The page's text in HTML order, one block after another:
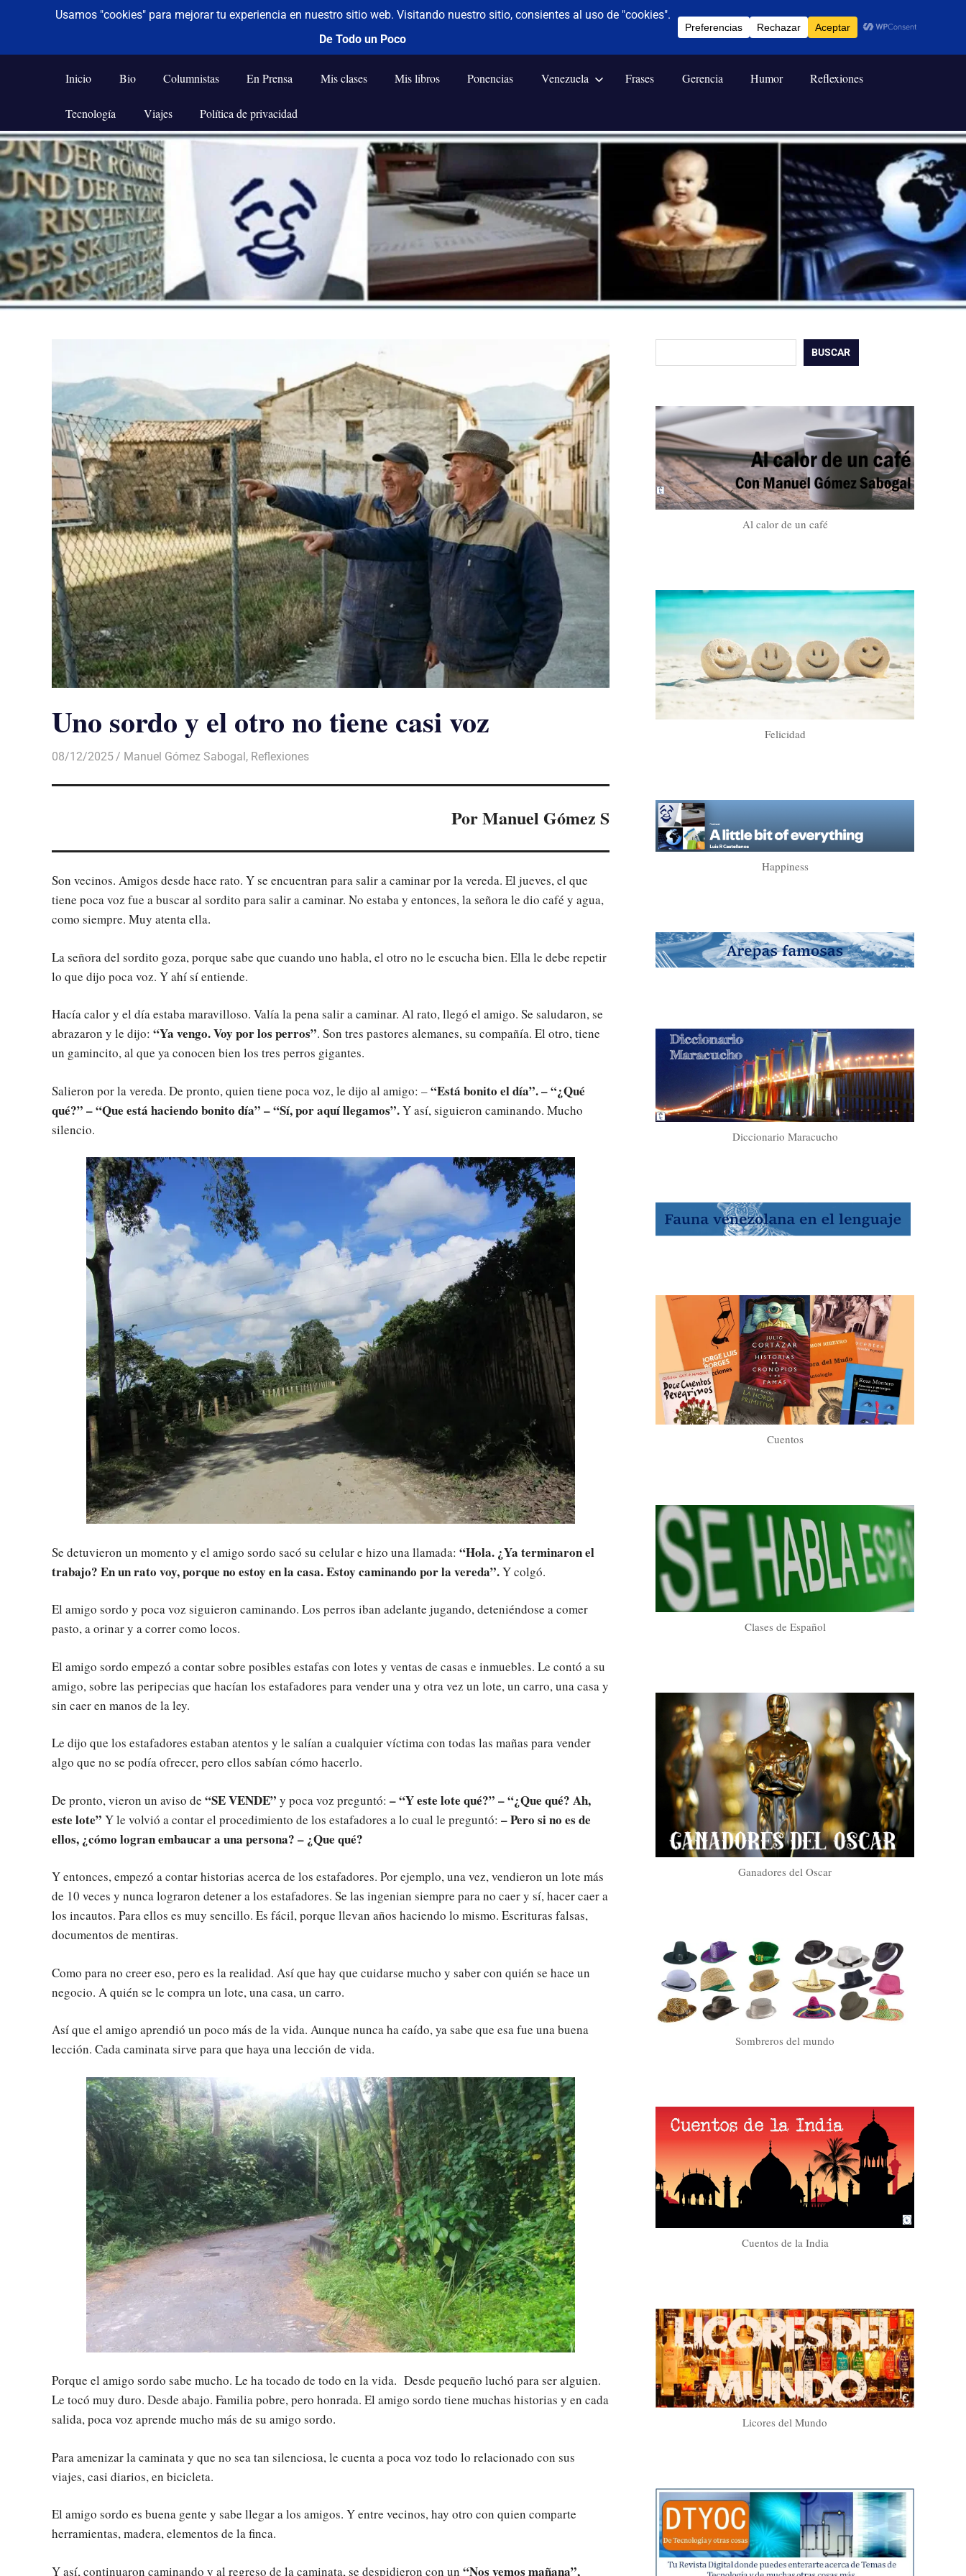
Saltar
al
contenido
De todo un poco
Frases,
Humor,
Tecnología
y
Viajes
Inicio Bio Columnistas En Prensa Mis clases Mis libros Ponencias Venezuela Frases Gerencia Humor Reflexiones
Tecnología Viajes Política de privacidad
Uno sordo y el otro no tiene casi voz
08/12/2025 De todo un Poco
Manuel Gómez Sabogal, Reflexiones
Por Manuel Gómez S
Son vecinos. Amigos desde hace rato. Y se encuentran para salir a caminar por la vereda. El jueves, el que
tiene poca voz fue a buscar al sordito para salir a caminar. No estaba y entonces, la señora le dio café y agua,
como siempre. Muy atenta ella.
La señora del sordito goza, porque sabe que cuando uno habla, el otro no le escucha bien. Ella le debe repetir
lo que dijo poca voz. Y ahí sí entiende.
Hacía calor y el día estaba maravilloso. Valía la pena salir a caminar. Al rato, llegó el amigo. Se saludaron, se
abrazaron y le dijo: “Ya vengo. Voy por los perros”. Son tres pastores alemanes, su compañía. El otro, tiene
un gamincito, al que ya conocen bien los tres perros gigantes.
Salieron por la vereda. De pronto, quien tiene poca voz, le dijo al amigo: –“Está bonito el día”. – “¿Qué
qué?” – “Que está haciendo bonito día” – “Sí, por aquí llegamos”.Y así, siguieron caminando. Mucho
silencio.
Se detuvieron un momento y el amigo sordo sacó su celular e hizo una llamada: “Hola. ¿Ya terminaron el
trabajo? En un rato voy, porque no estoy en la casa. Estoy caminando por la vereda”.Y colgó.
El amigo sordo y poca voz siguieron caminando. Los perros iban adelante jugando, deteniéndose a comer
pasto, a orinar y a correr como locos.
El amigo sordo empezó a contar sobre posibles estafas con lotes y ventas de casas e inmuebles. Le contó a su
amigo, sobre las peripecias que hacían los estafadores para vender una y otra vez un lote, un carro, una casa y
sin caer en manos de la ley.
Le dijo que los estafadores estaban atentos y le salían a cualquier víctima con todas las mañas para vender
algo que no se podía ofrecer, pero ellos sabían cómo hacerlo.
De pronto, vieron un aviso de “SE VENDE” y poca voz preguntó: – “Y este lote qué?” – “¿Que qué? Ah,
este lote” Y le volvió a contar el procedimiento de los estafadores a lo cual le preguntó: – Pero si no es de
ellos, ¿cómo logran embaucar a una persona? – ¿Que qué?
Y entonces, empezó a contar historias acerca de los estafadores. Por ejemplo, una vez, vendieron un lote más
de 10 veces y nunca lograron detener a los estafadores. Se las ingenian siempre para no caer y sí, hacer caer a
los incautos. Para ellos es muy sencillo. Es fácil, porque llevan años haciendo lo mismo. Escrituras falsas,
documentos de mentiras.
Como para no creer eso, pero es la realidad. Así que hay que cuidarse mucho y saber con quién se hace un
negocio. A quién se le compra un lote, una casa, un carro.
Así que el amigo aprendió un poco más de la vida. Aunque nunca ha caído, ya sabe que esa fue una buena
lección. Cada caminata sirve para que haya una lección de vida.
Porque el amigo sordo sabe mucho. Le ha tocado de todo en la vida. Desde pequeño luchó para ser alguien.
Le tocó muy duro. Desde abajo. Familia pobre, pero honrada. El amigo sordo tiene muchas historias y en cada
salida, poca voz aprende mucho más de su amigo sordo.
Para amenizar la caminata y que no sea tan silenciosa, le cuenta a poca voz todo lo relacionado con sus
viajes, casi diarios, en bicicleta.
El amigo sordo es buena gente y sabe llegar a los amigos. Y entre vecinos, hay otro con quien comparte
herramientas, madera, elementos de la finca.
Y así, continuaron caminando y al regreso de la caminata, se despidieron con un “Nos vemos mañana”,
BUSCAR
Al calor de un café
Felicidad
Happiness
Diccionario Maracucho
Cuentos
Clases de Español
Ganadores del Oscar
Sombreros del mundo
Cuentos de la India
Licores del Mundo